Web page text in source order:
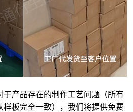
于产品存在的制作工艺问题（所有
样板完全一致），我们将提供免费